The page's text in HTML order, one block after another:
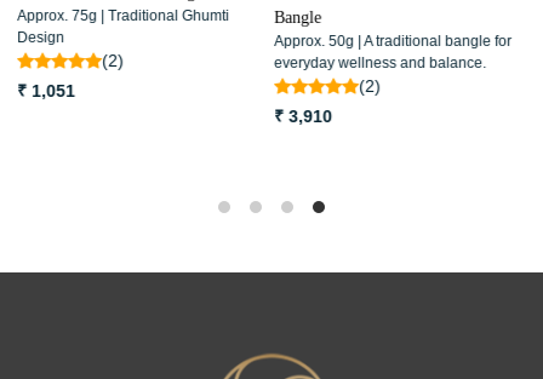
Approx. 75g | Traditional Ghumti
Design
(2)
₹ 1,051
Bangle
Approx. 50g | A traditional bangle for
everyday wellness and balance.
(2)
₹ 3,910